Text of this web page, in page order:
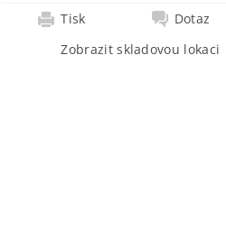
Tisk
Dotaz
Zobrazit skladovou lokaci